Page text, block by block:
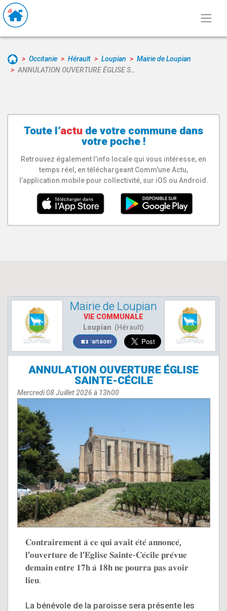
Occitanie Hérault Loupian
Mairie de Loupian
ANNULATION OUVERTURE ÉGLISE S…
Toute l’actu de votre commune dans
votre poche !
Retrouvez également l’info locale qui vous intéresse, en
temps réel, en téléchargeant Comm'une Actu,
l’application mobile pour collectivité, sur iOS ou Android.
Mairie de Loupian
VIE COMMUNALE
Loupian (Hérault)
Partager
ANNULATION OUVERTURE ÉGLISE
SAINTE-CÉCILE
Mercredi 08 Juillet 2026 à 13h00
𝐂𝐨𝐧𝐭𝐫𝐚𝐢𝐫𝐞𝐦𝐞𝐧𝐭 𝐚̀ 𝐜𝐞 𝐪𝐮𝐢 𝐚𝐯𝐚𝐢𝐭 𝐞́𝐭𝐞́ 𝐚𝐧𝐧𝐨𝐧𝐜𝐞́,
𝐥'𝐨𝐮𝐯𝐞𝐫𝐭𝐮𝐫𝐞 𝐝𝐞 𝐥'𝐄́𝐠𝐥𝐢𝐬𝐞 𝐒𝐚𝐢𝐧𝐭𝐞-𝐂𝐞́𝐜𝐢𝐥𝐞 𝐩𝐫𝐞́𝐯𝐮𝐞
𝐝𝐞𝐦𝐚𝐢𝐧 𝐞𝐧𝐭𝐫𝐞 𝟏𝟕𝐡 𝐚̀ 𝟏𝟖𝐡 𝐧𝐞 𝐩𝐨𝐮𝐫𝐫𝐚 𝐩𝐚𝐬 𝐚𝐯𝐨𝐢𝐫
𝐥𝐢𝐞𝐮.
La bénévole de la paroisse sera présente les